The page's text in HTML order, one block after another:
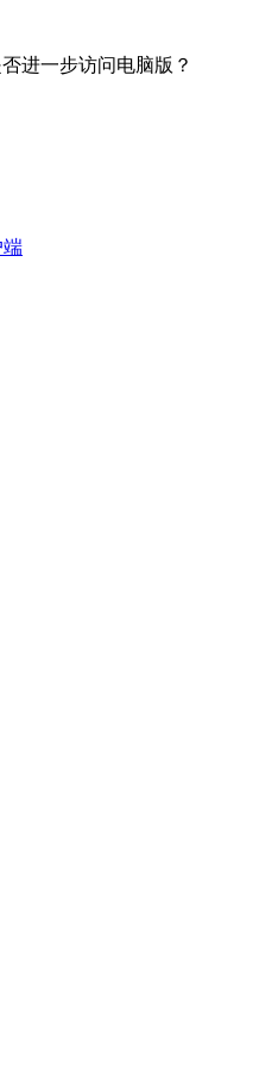
进一步访问电脑版？
端